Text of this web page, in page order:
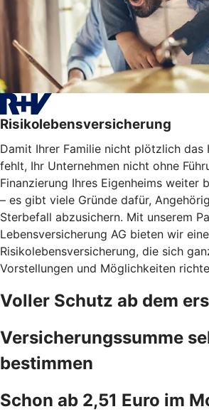
Risikolebensversicherung
Damit Ihrer Familie nicht plötzlich das
fehlt, Ihr Unternehmen nicht ohne
Finanzierung Ihres Eigenheims weiter
– es gibt viele Gründe dafür,
Sterbefall abzusichern. Mit unserem
Lebensversicherung AG bieten wir eine
Risikolebensversicherung, die sich
Vorstellungen und Möglichkeiten
Voller Schutz ab dem
Versicherungssumme
bestimmen
Schon ab 2,51 Euro im